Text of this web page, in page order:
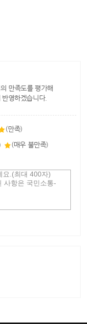
만족도를 평가해
영하겠습니다.
(만족)
(매우 불만족)